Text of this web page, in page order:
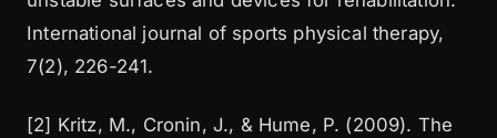
International journal of sports physical therapy,
7(2), 226-241.
[2] Kritz, M., Cronin, J., & Hume, P. (2009). The